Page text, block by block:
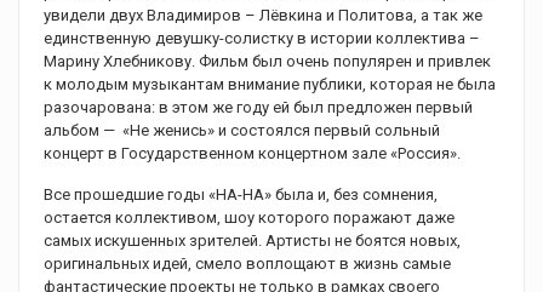
увидели двух Владимиров – Лёвкина и Политова, а так же
единственную девушку-солистку в истории коллектива –
Марину Хлебникову. Фильм был очень популярен и привлек
к молодым музыкантам внимание публики, которая не была
разочарована: в этом же году ей был предложен первый
альбом — «Не женись» и состоялся первый сольный
концерт в Государственном концертном зале «Россия».
Все прошедшие годы «НА-НА» была и, без сомнения,
остается коллективом, шоу которого поражают даже
самых искушенных зрителей. Артисты не боятся новых,
оригинальных идей, смело воплощают в жизнь самые
фантастические проекты не только в рамках своего